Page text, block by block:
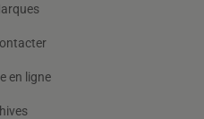
en ligne